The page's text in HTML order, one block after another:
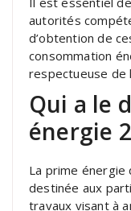
autorités
d’obtention de
consommation
respectueuse de
Qui a le
énergie
La prime
destinée aux
travaux visant à